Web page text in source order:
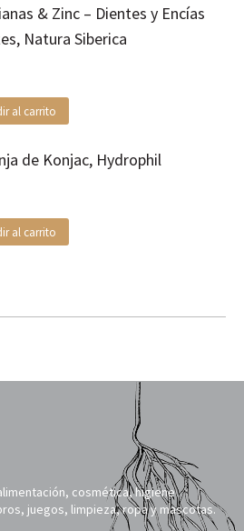
& Zinc – Dientes y Encías
Natura Siberica
al carrito
de Konjac, Hydrophil
al carrito
cosmética, higiene
juegos, limpieza, ropa y mascotas.